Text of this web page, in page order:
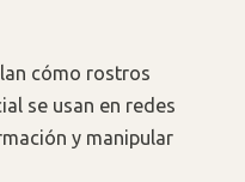
cómo rostros
se usan en redes
y manipular